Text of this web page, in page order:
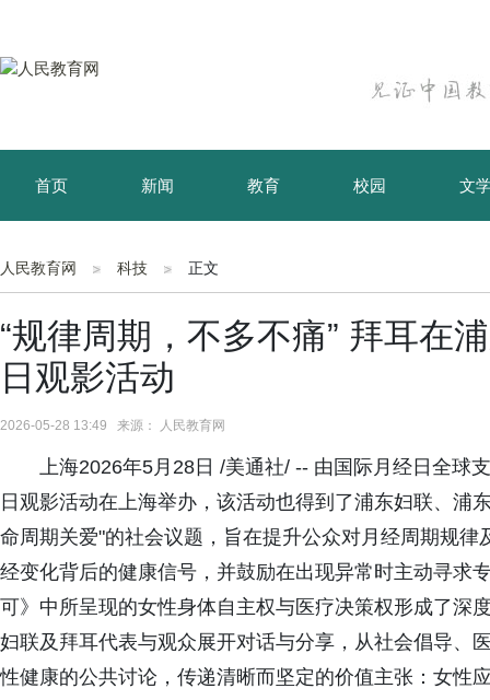
首页 新闻 教育 校园 文
育儿 资讯
人民教育网 科技 正文
“规律周期，不多不痛” 拜耳在
日观影活动
2026-05-28 13:49 来源： 人民教育网
上海2026年5月28日 /美通社/ -- 由国际月经日全球
日观影活动在上海举办，该活动也得到了浦东妇联、浦
命周期关爱"的社会议题，旨在提升公众对月经周期规
经变化背后的健康信号，并鼓励在出现异常时主动寻求
可》中所呈现的女性身体自主权与医疗决策权形成了深
妇联及拜耳代表与观众展开对话与分享，从社会倡导、
性健康的公共讨论，传递清晰而坚定的价值主张：女性